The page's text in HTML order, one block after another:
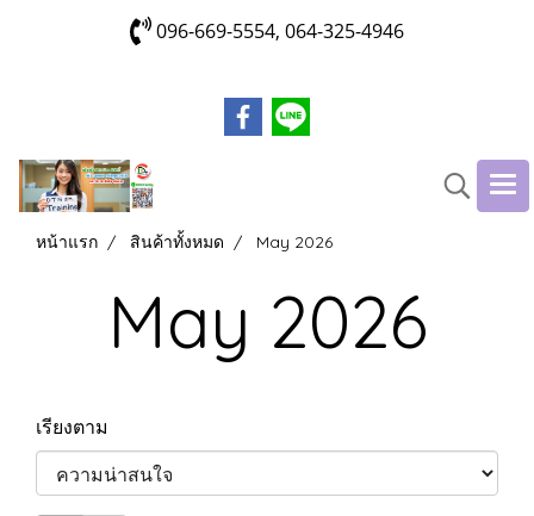
096-669-5554, 064-325-4946
หน้าแรก สินค้าทั้งหมด May 2026
May 2026
เรียงตาม